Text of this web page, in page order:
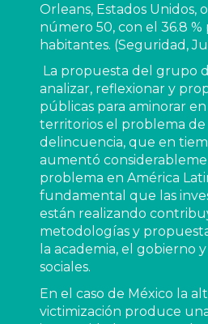
Orleans, Estados Unidos,
número 50, con el 36.8 %
habitantes. (Seguridad,
analizar, reflexionar y
públicas para aminorar
territorios el problema de
delincuencia, que en
aumentó
problema en América
fundamental que las
están realizando
metodologías y
la academia, el gobierno
sociales.
En el caso de México la
victimización produce